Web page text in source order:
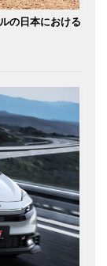
の日本における